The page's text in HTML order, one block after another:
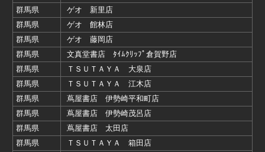
群馬県
ゲオ 新里店
群馬県
ゲオ 館林店
群馬県
ゲオ 藤岡店
群馬県
文真堂書店 ﾀｲﾑｸﾘｯﾌﾟ倉賀野店
群馬県
ＴＳＵＴＡＹＡ 大泉店
群馬県
ＴＳＵＴＡＹＡ 江木店
群馬県
蔦屋書店 伊勢崎平和町店
群馬県
蔦屋書店 伊勢崎茂呂店
群馬県
蔦屋書店 太田店
群馬県
ＴＳＵＴＡＹＡ 箱田店